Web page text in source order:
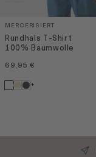
MERCERISIERT
Rundhals T-Shirt
100% Baumwolle
69,95 €
+